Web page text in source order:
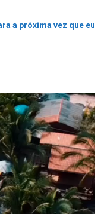
a próxima vez que eu